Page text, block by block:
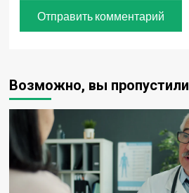
Возможно, вы пропустили